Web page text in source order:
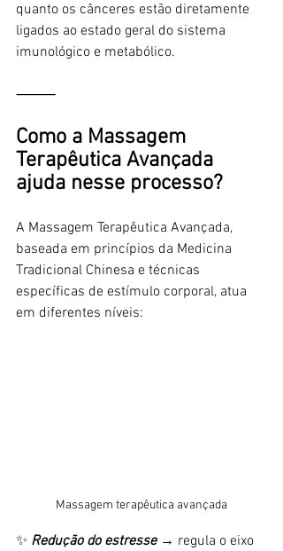
quanto os cânceres estão diretamente
ligados ao estado geral do sistema
imunológico e metabólico.
⸻
Como a Massagem
Terapêutica Avançada
ajuda nesse processo?
A Massagem Terapêutica Avançada,
baseada em princípios da Medicina
Tradicional Chinesa e técnicas
específicas de estímulo corporal, atua
em diferentes níveis:
Massagem terapêutica avançada
✨ Redução do estresse → regula o eixo